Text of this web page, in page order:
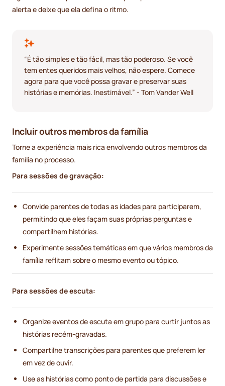
alerta e deixe que ela defina o ritmo.
“É tão simples e tão fácil, mas tão poderoso. Se você
tem entes queridos mais velhos, não espere. Comece
agora para que você possa gravar e preservar suas
histórias e memórias. Inestimável.” - Tom Vander Well
Incluir outros membros da família
Torne a experiência mais rica envolvendo outros membros da
família no processo.
Para sessões de gravação:
Convide parentes de todas as idades para participarem,
permitindo que eles façam suas próprias perguntas e
compartilhem histórias.
Experimente sessões temáticas em que vários membros da
família reflitam sobre o mesmo evento ou tópico.
Para sessões de escuta:
Organize eventos de escuta em grupo para curtir juntos as
histórias recém-gravadas.
Compartilhe transcrições para parentes que preferem ler
em vez de ouvir.
Use as histórias como ponto de partida para discussões e